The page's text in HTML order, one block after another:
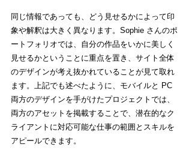
同じ情報であっても、どう見せるかによって印
象や解釈は大きく異なります。Sophie さんのポ
ートフォリオでは、自分の作品をいかに美しく
見せるかということに重点を置き、サイト全体
のデザインが考え抜かれていることが見て取れ
ます。上記でも述べたように、モバイルと PC
両方のデザインを手がけたプロジェクトでは、
両方のアセットを掲載することで、潜在的なク
ライアントに対応可能な仕事の範囲とスキルを
アピールできます。